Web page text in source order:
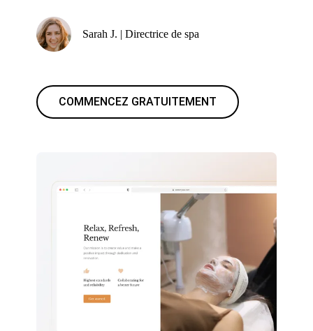
Sarah J. | Directrice de spa
COMMENCEZ GRATUITEMENT